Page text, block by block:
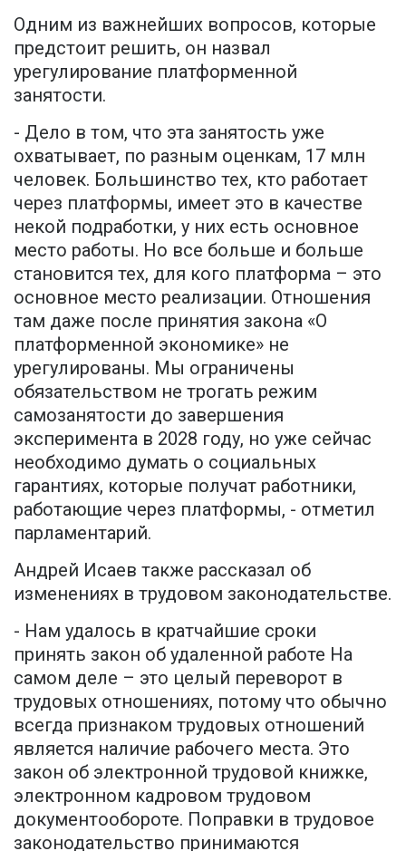
Одним из важнейших вопросов, которые
предстоит решить, он назвал
урегулирование платформенной
занятости.
- Дело в том, что эта занятость уже
охватывает, по разным оценкам, 17 млн
человек. Большинство тех, кто работает
через платформы, имеет это в качестве
некой подработки, у них есть основное
место работы. Но все больше и больше
становится тех, для кого платформа – это
основное место реализации. Отношения
там даже после принятия закона «О
платформенной экономике» не
урегулированы. Мы ограничены
обязательством не трогать режим
самозанятости до завершения
эксперимента в 2028 году, но уже сейчас
необходимо думать о социальных
гарантиях, которые получат работники,
работающие через платформы, - отметил
парламентарий.
Андрей Исаев также рассказал об
изменениях в трудовом законодательстве.
- Нам удалось в кратчайшие сроки
принять закон об удаленной работе На
самом деле – это целый переворот в
трудовых отношениях, потому что обычно
всегда признаком трудовых отношений
является наличие рабочего места. Это
закон об электронной трудовой книжке,
электронном кадровом трудовом
документообороте. Поправки в трудовое
законодательство принимаются